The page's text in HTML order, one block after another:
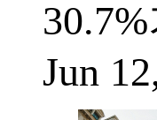
Jun